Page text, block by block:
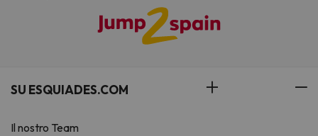
SU ESQUIADES.COM
Il nostro Team